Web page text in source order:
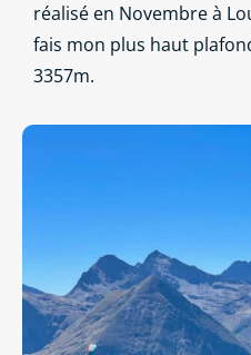
réalisé en Novembre à
fais mon plus haut
3357m.